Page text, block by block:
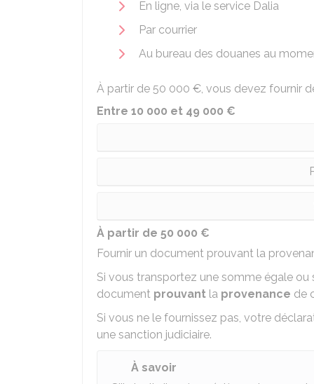
En ligne, via le service Dalia
Par courrier
Au bureau des douanes au
À partir de 50 000 €, vous devez fournir
Entre 10 000 et 49 000 €
À partir de 50 000 €
Fournir un document prouvant la
Si vous transportez une somme égale ou
document prouvant la provenance de
Si vous ne le fournissez pas, votre
une sanction judiciaire.
À savoir